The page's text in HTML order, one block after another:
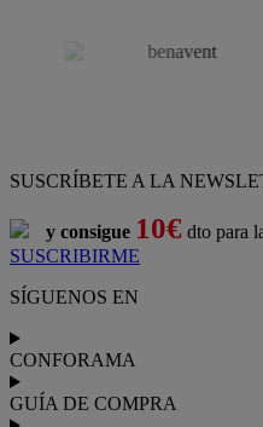
SUSCRÍBETE A LA
y consigue 10€ dto para
SUSCRIBIRME
SÍGUENOS EN
CONFORAMA
GUÍA DE COMPRA